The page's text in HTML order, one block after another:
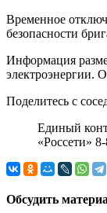
Временное
безопасности
Информация
электроэнергии.
Поделитесь с
Единый
«Россети»
Обсудить